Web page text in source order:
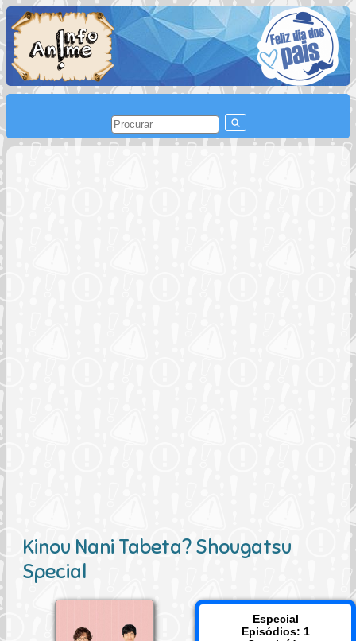
Kinou Nani Tabeta? Shougatsu
Special
Especial
Episódios: 1